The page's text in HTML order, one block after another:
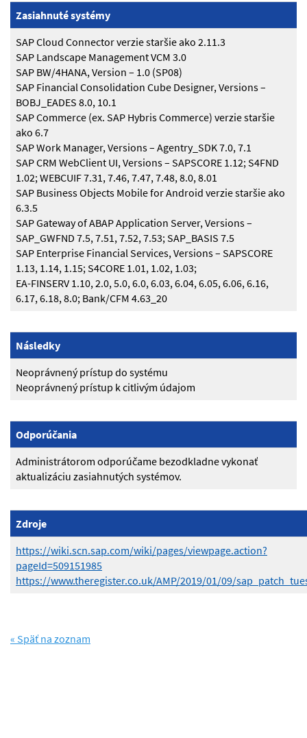
Zasiahnuté systémy
SAP Cloud Connector verzie staršie ako 2.11.3
SAP Landscape Management VCM 3.0
SAP BW/4HANA, Version – 1.0 (SP08)
SAP Financial Consolidation Cube Designer, Versions –
BOBJ_EADES 8.0, 10.1
SAP Commerce (ex. SAP Hybris Commerce) verzie staršie
ako 6.7
SAP Work Manager, Versions – Agentry_SDK 7.0, 7.1
SAP CRM WebClient UI, Versions – SAPSCORE 1.12; S4FND
1.02; WEBCUIF 7.31, 7.46, 7.47, 7.48, 8.0, 8.01
SAP Business Objects Mobile for Android verzie staršie ako
6.3.5
SAP Gateway of ABAP Application Server, Versions –
SAP_GWFND 7.5, 7.51, 7.52, 7.53; SAP_BASIS 7.5
SAP Enterprise Financial Services, Versions – SAPSCORE
1.13, 1.14, 1.15; S4CORE 1.01, 1.02, 1.03;
EA-FINSERV 1.10, 2.0, 5.0, 6.0, 6.03, 6.04, 6.05, 6.06, 6.16,
6.17, 6.18, 8.0; Bank/CFM 4.63_20
Následky
Neoprávnený prístup do systému
Neoprávnený prístup k citlivým údajom
Odporúčania
Administrátorom odporúčame bezodkladne vykonať
aktualizáciu zasiahnutých systémov.
Zdroje
https://wiki.scn.sap.com/wiki/pages/viewpage.action?
pageId=509151985
https://www.theregister.co.uk/AMP/2019/01/09/
« Späť na zoznam